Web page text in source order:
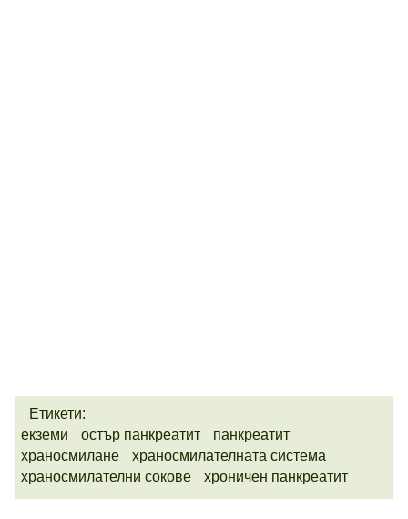
Етикети:
екземи
остър панкреатит
панкреатит
храносмилане
храносмилателната система
храносмилателни сокове
хроничен панкреатит